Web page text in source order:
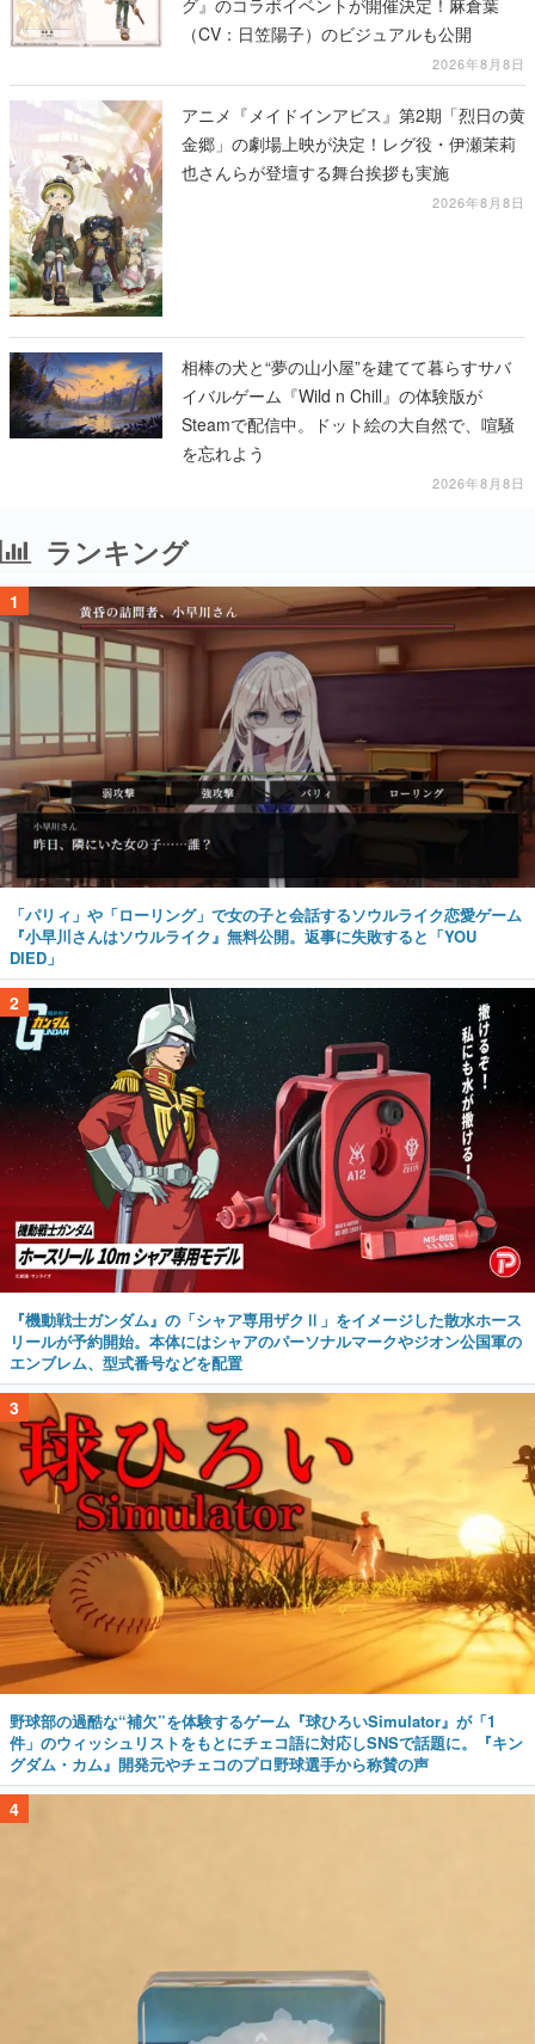
グ』のコラボイベントが開催決定！麻倉葉
（CV：日笠陽子）のビジュアルも公開
2026年8月8日
アニメ『メイドインアビス』第2期「烈日の黄
金郷」の劇場上映が決定！レグ役・伊瀬茉莉
也さんらが登壇する舞台挨拶も実施
2026年8月8日
相棒の犬と“夢の山小屋”を建てて暮らすサバ
イバルゲーム『Wild n Chill』の体験版が
Steamで配信中。ドット絵の大自然で、喧騒
を忘れよう
2026年8月8日
ランキング
1
「パリィ」や「ローリング」で女の子と会話するソウルライク恋愛ゲーム
『小早川さんはソウルライク』無料公開。返事に失敗すると「YOU
DIED」
2
『機動戦士ガンダム』の「シャア専用ザクⅡ」をイメージした散水ホース
リールが予約開始。本体にはシャアのパーソナルマークやジオン公国軍の
エンブレム、型式番号などを配置
3
野球部の過酷な“補欠”を体験するゲーム『球ひろいSimulator』が「1
件」のウィッシュリストをもとにチェコ語に対応しSNSで話題に。『キン
グダム・カム』開発元やチェコのプロ野球選手から称賛の声
4